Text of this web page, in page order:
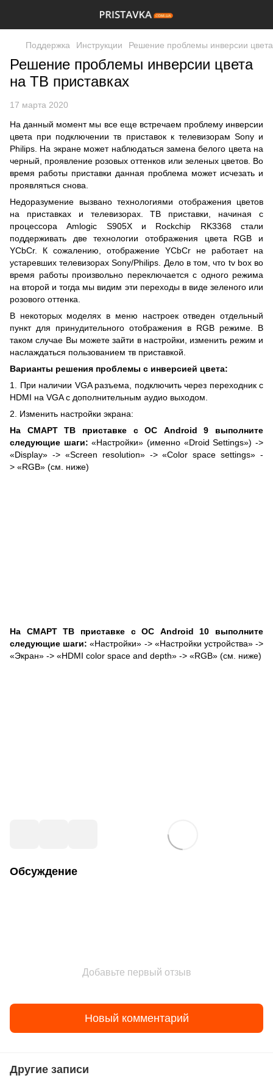
Поддержка Инструкции Решение проблемы инверсии
Решение проблемы инверсии цвета
на ТВ приставках
17 марта 2020
На данный момент мы все еще встречаем проблему инверсии
цвета при подключении тв приставок к телевизорам Sony и
Philips. На экране может наблюдаться замена белого цвета на
черный, проявление розовых оттенков или зеленых цветов. Во
время работы приставки данная проблема может исчезать и
проявляться снова.
Недоразумение вызвано технологиями отображения цветов
на приставках и телевизорах. ТВ приставки, начиная с
процессора Amlogic S905X и Rockchip RK3368 стали
поддерживать две технологии отображения цвета RGB и
YCbCr. К сожалению, отображение YCbCr не работает на
устаревших телевизорах Sony/Philips. Дело в том, что tv box во
время работы произвольно переключается с одного режима
на второй и тогда мы видим эти переходы в виде зеленого или
розового оттенка.
В некоторых моделях в меню настроек отведен отдельный
пункт для принудительного отображения в RGB режиме. В
таком случае Вы можете зайти в настройки, изменить режим и
наслаждаться пользованием тв приставкой.
Варианты решения проблемы с инверсией цвета:
1. При наличии VGA разъема, подключить через переходник с
HDMI на VGA с дополнительным аудио выходом.
2. Изменить настройки экрана:
На СМАРТ ТВ приставке с ОС Android 9 выполните
следующие шаги:«Настройки» (именно «Droid Settings») ->
«Display» -> «Screen resolution» -> «Color space settings» -
> «RGB» (см. ниже)
На СМАРТ ТВ приставке с ОС Android 10 выполните
следующие шаги:«Настройки» -> «Настройки устройства» ->
«Экран» -> «HDMI color space and depth» -> «RGB» (см. ниже)
Обсуждение
Добавьте первый отзыв
Новый комментарий
Другие записи